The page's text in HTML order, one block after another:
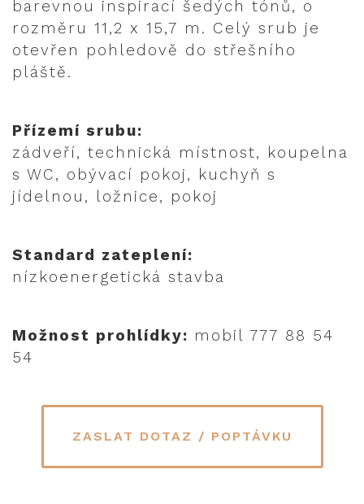
barevnou inspirací šedých tónů, o
rozměru 11,2 x 15,7 m. Celý srub je
otevřen pohledově do střešního
pláště.
Přízemí srubu:
zádveří, technická místnost, koupelna
s WC, obývací pokoj, kuchyň s
jídelnou, ložnice, pokoj
Standard zateplení:
nízkoenergetická stavba
Možnost prohlídky: mobil 777 88 54
54
ZASLAT DOTAZ / POPTÁVKU